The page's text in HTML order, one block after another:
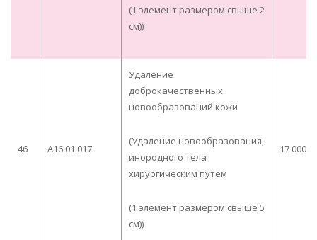
(1 элемент размером свыше 2
см))
46 A16.01.017
Удаление
доброкачественных
новообразований кожи
(Удаление новообразования,
инородного тела
хирургическим путем
(1 элемент размером свыше 5
см))
17